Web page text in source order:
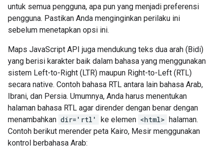
untuk semua pengguna, apa pun yang menjadi preferensi
pengguna. Pastikan Anda menginginkan perilaku ini
sebelum menetapkan opsi ini.
Maps JavaScript API juga mendukung teks dua arah (Bidi)
yang berisi karakter baik dalam bahasa yang menggunakan
sistem Left-to-Right (LTR) maupun Right-to-Left (RTL)
secara native. Contoh bahasa RTL antara lain bahasa Arab,
Ibrani, dan Persia. Umumnya, Anda harus menentukan
halaman bahasa RTL agar dirender dengan benar dengan
menambahkan dir='rtl' ke elemen <html> halaman.
Contoh berikut merender peta Kairo, Mesir menggunakan
kontrol berbahasa Arab: